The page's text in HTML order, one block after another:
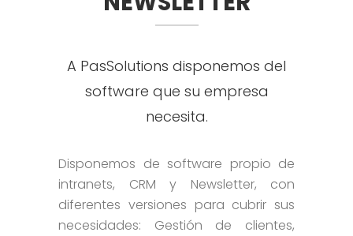
A PasSolutions disponemos del
software que su empresa
necesita.
Disponemos de software propio de
intranets, CRM y Newsletter, con
diferentes versiones para cubrir sus
necesidades: Gestión de clientes,